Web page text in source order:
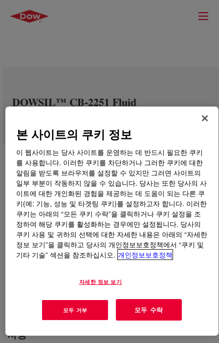
DOWSIL™ CB-2251 Fluid
무엇입니까DOWSIL™ CB-2251 Fluid?
copolymer of silicone/polyether with hydrogenated
polyisobutene. INCI Name: C13-16 Isoalkane (and)
Polysilicone-13 (and) C10-13 Isoalkane.
사용
본 사이트의 쿠키 정보
이 웹사이트는 당사 사이트를 운영하는 데 반드시 필요한 쿠키
를 사용합니다. 이러한 쿠키를 차단하거나 그러한 쿠키에 대한
알림을 받도록 브라우저를 설정할 수 있지만 그러면 사이트의
일부 부분이 작동하지 않을 수 있습니다. 당사는 또한 당사의 사
이트에 대한 개인화된 경험을 제공하는 데 도움이 되는 다른 쿠
키(예: 기능, 성능 및 타겟팅 쿠키)를 설정하고자 합니다. 이러한
쿠키는 아래의 “모든 쿠키 수락”을 클릭하거나 쿠키 설정을 조
정하여 해당 쿠키를 활성화하는 경우에만 설정됩니다. 당사의
쿠키 사용 및 귀하의 선택에 대한 자세한 내용은 아래의 “자세한
정보 보기”을 클릭하고 당사의 개인정보보호정책에서 “쿠키 및
기타 기술” 섹션을 참조하십시오. 개인정보보호정책
자세한 정보 보기
모두 거부 모두 수락